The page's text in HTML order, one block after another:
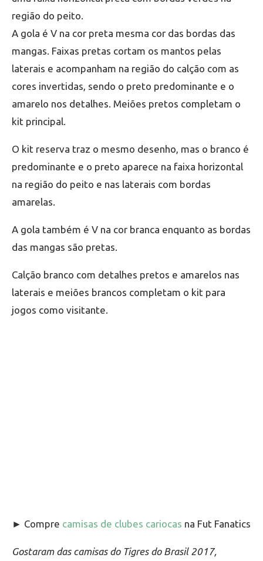
região do peito.
A gola é V na cor preta mesma cor das bordas das
mangas. Faixas pretas cortam os mantos pelas
laterais e acompanham na região do calção com as
cores invertidas, sendo o preto predominante e o
amarelo nos detalhes. Meiões pretos completam o
kit principal.
O kit reserva traz o mesmo desenho, mas o branco é
predominante e o preto aparece na faixa horizontal
na região do peito e nas laterais com bordas
amarelas.
A gola também é V na cor branca enquanto as bordas
das mangas são pretas.
Calção branco com detalhes pretos e amarelos nas
laterais e meiões brancos completam o kit para
jogos como visitante.
► Compre camisas de clubes cariocas na Fut Fanatics
Gostaram das camisas do Tigres do Brasil 2017,